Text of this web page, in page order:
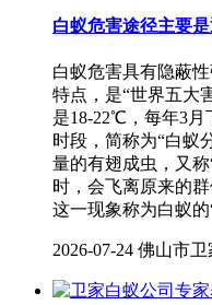
白蚁危害途径主要
白蚁危害具有隐蔽
特点，是“世界五大
是18-22℃，每年3月
时段，简称为“白蚁
量的有翅成虫，又
时，会飞离原来的
这一现象称为白蚁的
2026-07-24 佛山市卫